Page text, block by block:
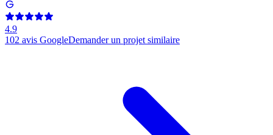
4.9
102 avis GoogleDemander un projet similaire